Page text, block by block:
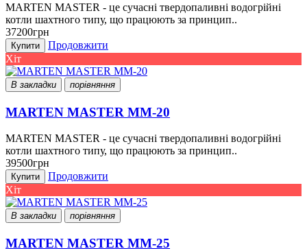
MARTEN MASTER - це сучасні твердопаливні водогрійні
котли шахтного типу, що працюють за принцип..
37200грн
Купити
Продовжити
Хіт
В закладки порівняння
MARTEN MASTER ММ-20
MARTEN MASTER - це сучасні твердопаливні водогрійні
котли шахтного типу, що працюють за принцип..
39500грн
Купити
Продовжити
Хіт
В закладки порівняння
MARTEN MASTER ММ-25